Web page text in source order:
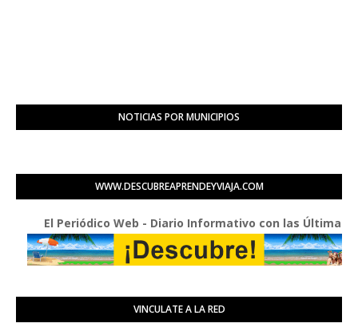
NOTICIAS POR MUNICIPIOS
WWW.DESCUBREAPRENDEYVIAJA.COM
El Periódico Web - Diario Informativo con las Últimas
VINCULATE A LA RED